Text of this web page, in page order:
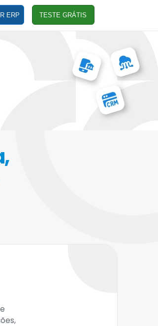
ERP TESTE GRÁTIS